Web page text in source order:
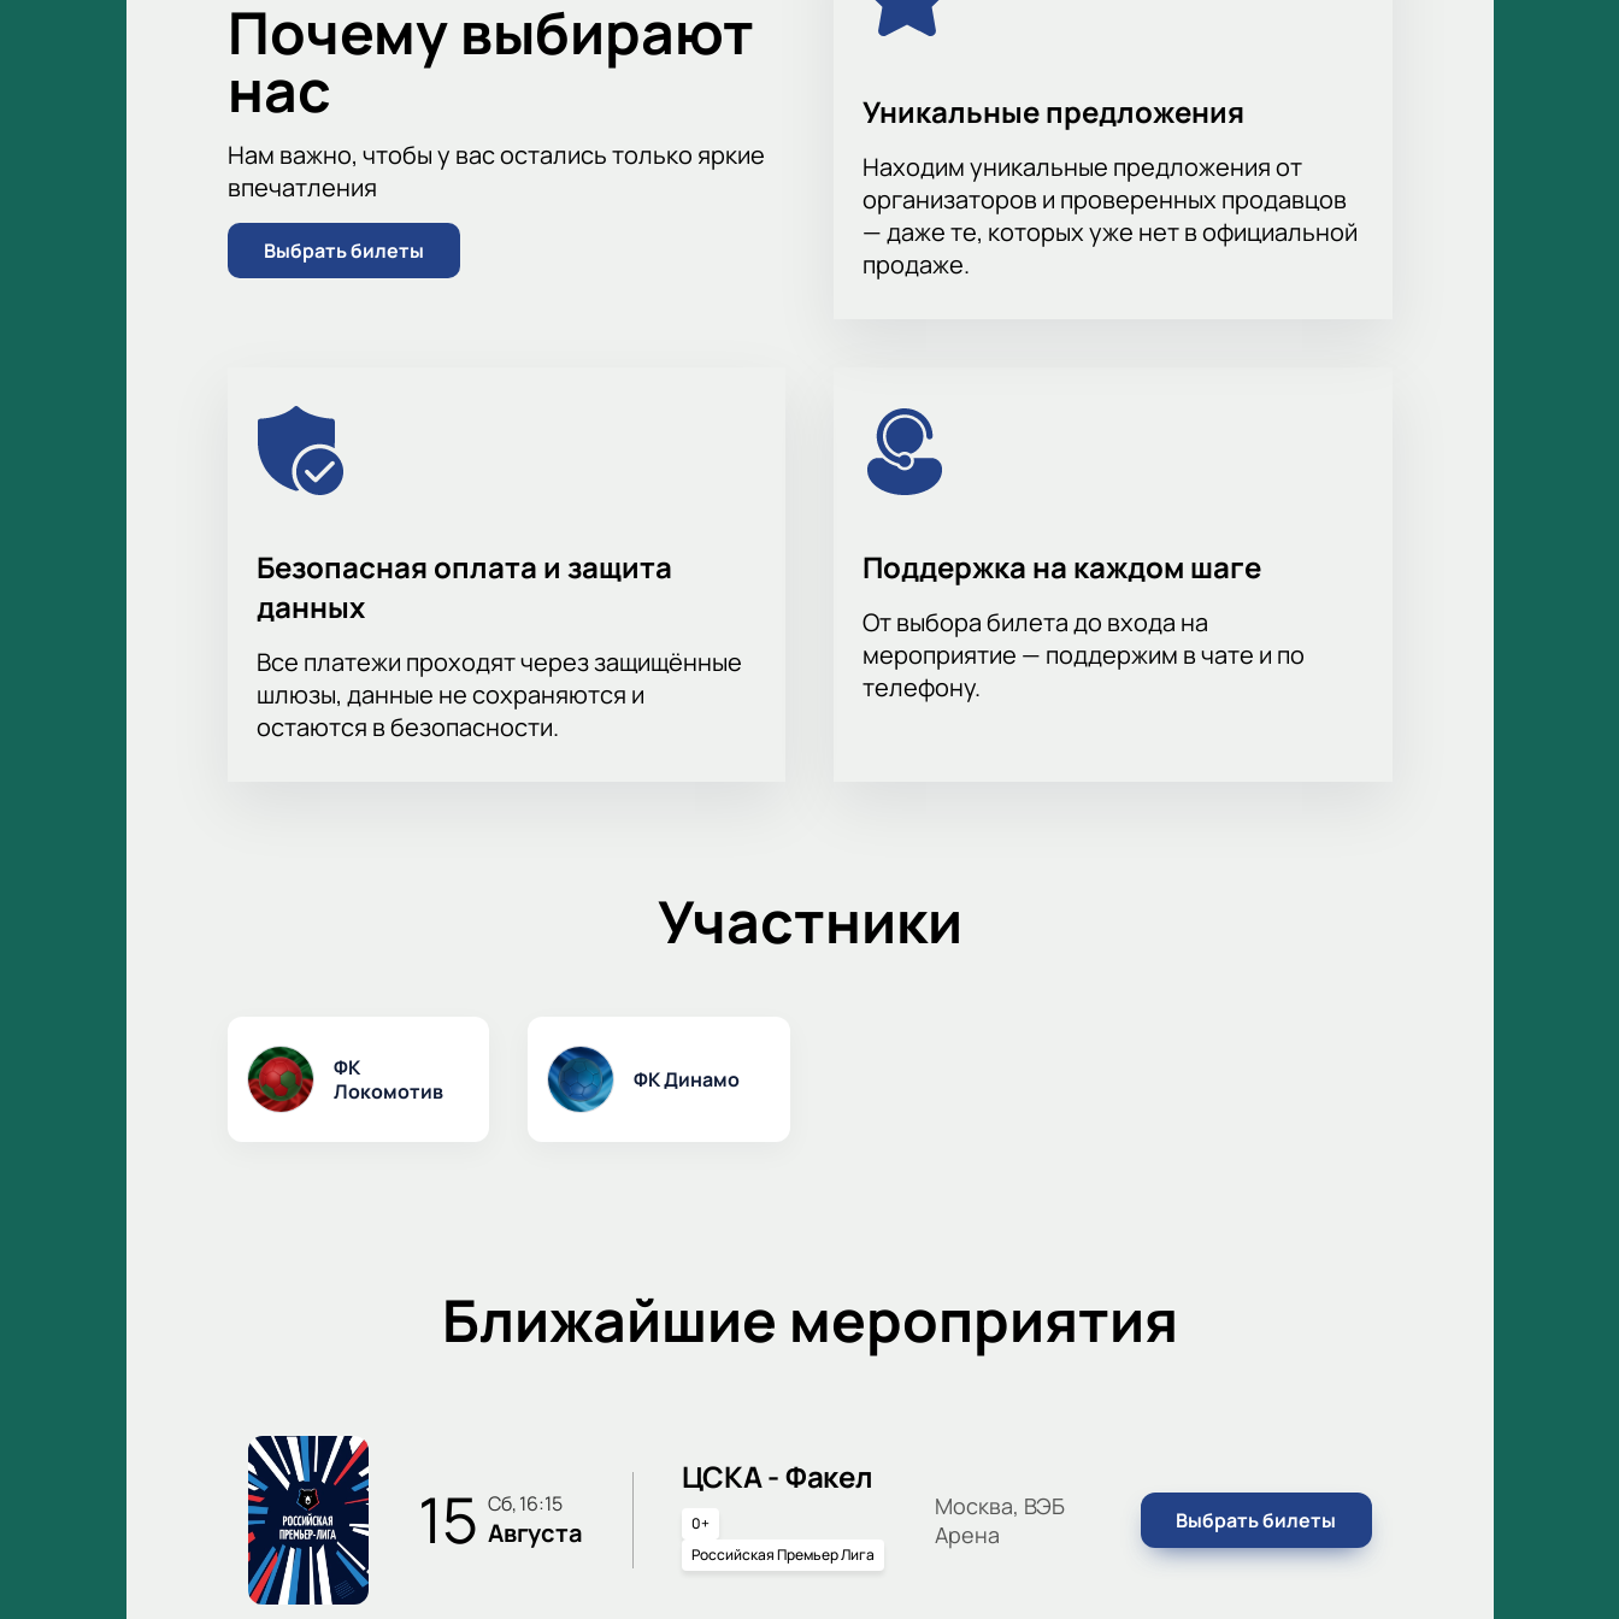
Почему выбирают
нас
Нам важно, чтобы у вас остались только яркие
впечатления
Выбрать билеты
Уникальные предложения
Находим уникальные предложения от
организаторов и проверенных продавцов
— даже те, которых уже нет в официальной
продаже.
Безопасная оплата и защита
данных
Все платежи проходят через защищённые
шлюзы, данные не сохраняются и
остаются в безопасности.
Поддержка на каждом шаге
От выбора билета до входа на
мероприятие — поддержим в чате и по
телефону.
Участники
ФК
Локомотив
ФК Динамо
Ближайшие мероприятия
15 сб, 16:15
Августа
ЦСКА - Факел
0+
Российская Премьер Лига
Москва, ВЭБ
Арена
Выбрать билеты